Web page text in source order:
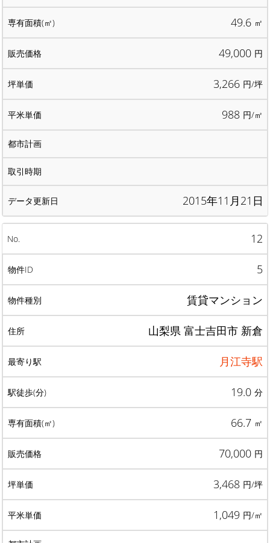
49.6 ㎡
49,000 円
3,266 円/坪
988 円/㎡
2015年11月21日
12
5
賃貸マンション
山梨県 富士吉田市 新倉
月江寺駅
19.0 分
66.7 ㎡
70,000 円
3,468 円/坪
1,049 円/㎡